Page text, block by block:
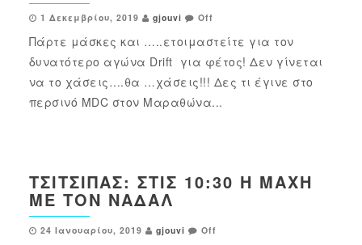
1 Δεκεμβρίου, 2019 gjouvi Off
Πάρτε μάσκες και …..ετοιμαστείτε για τον
δυνατότερο αγώνα Drift για φέτος! Δεν γίνεται
να το χάσεις….θα …χάσεις!!! Δες τι έγινε στο
περσινό MDC στον Μαραθώνα...
ΤΣΙΤΣΙΠΆΣ: ΣΤΙΣ 10:30 Η ΜΆΧΗ
ΜΕ ΤΟΝ ΝΑΔΆΛ
24 Ιανουαρίου, 2019 gjouvi Off